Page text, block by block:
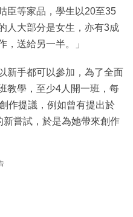
臣等家品，學生以20至35
人大部分是女生，亦有3成
，送給另一半。」
新手都可以參加，為了全面
教學，至少4人開一班，每
作提議，例如曾有提出於
嘗試，於是為她帶來創作